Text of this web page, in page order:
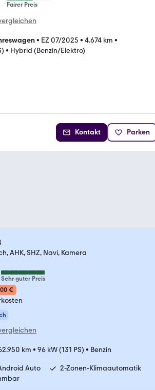
Fairer Preis
• EZ 07/2025 • 4.674 km •
• Hybrid (Benzin/Elektro)
Kontakt Parken
AHK, SHZ, Navi, Kamera
Sehr guter Preis
€
km • 96 kW (131 PS) • Benzin
Auto
2-Zonen-Klimaautomatik